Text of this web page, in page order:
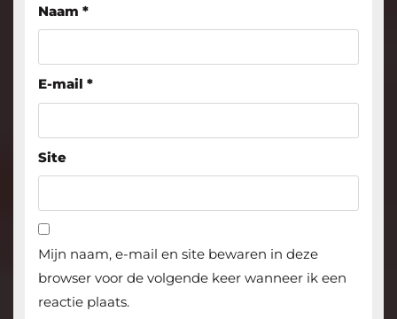
Naam *
E-mail *
Site
Mijn naam, e-mail en site bewaren in deze
browser voor de volgende keer wanneer ik een
reactie plaats.